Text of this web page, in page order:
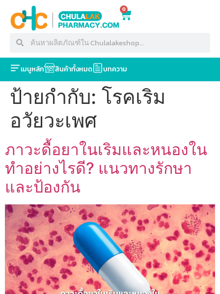
0
เมนูหลัก สินค้าทั้งหมด บทความ
ป้ายกำกับ: โรคเริม
อวัยวะเพศ
ภาวะดื้อยาในเริมและหนองใน
ทำอย่างไรดี? แนวทางรักษา
และป้องกัน